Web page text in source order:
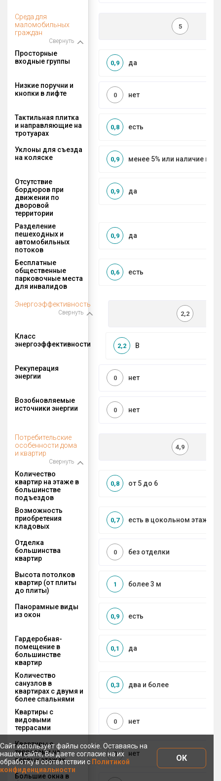
Среда для
маломобильных
граждан
Свернуть
5
Просторные
входные группы
да
0,9
Низкие поручни и
кнопки в лифте
нет
0
Тактильная плитка
и направляющие на
тротуарах
есть
0,8
Уклоны для съезда
на коляске
менее 5% или наличие
0,9
Отсутствие
бордюров при
движении по
дворовой
территории
да
0,9
Разделение
пешеходных и
автомобильных
потоков
да
0,9
Бесплатные
общественные
парковочные места
для инвалидов
есть
0,6
Энергоэффективность
Свернуть 2,2
Класс
энергоэффективности
B
2,2
Рекуперация
энергии
нет
0
Возобновляемые
источники энергии
нет
0
Потребительские
особенности дома
и квартир
Свернуть
4,9
Количество
квартир на этаже в
большинстве
подъездов
от 5 до 6
0,8
Возможность
приобретения
кладовых
есть в цокольном этаже
0,7
Отделка
большинства
квартир
без отделки
0
Высота потолков
квартир (от плиты
до плиты)
более 3 м
1
Панорамные виды
из окон
есть
0,9
Гардеробная-
помещение в
большинстве
квартир
да
0,1
Количество
санузлов в
квартирах с двумя и
более спальнями
два и более
0,3
Квартиры с
видовыми
террасами
нет
0
Квартиры с
террасами на
первых этажах
нет
0
Большие окна в
Сайт использует файлы cookie. Оставаясь на
нашем сайте, Вы даете согласие на их
обработку в соответствии с Политикой
конфиденциальности
ОК